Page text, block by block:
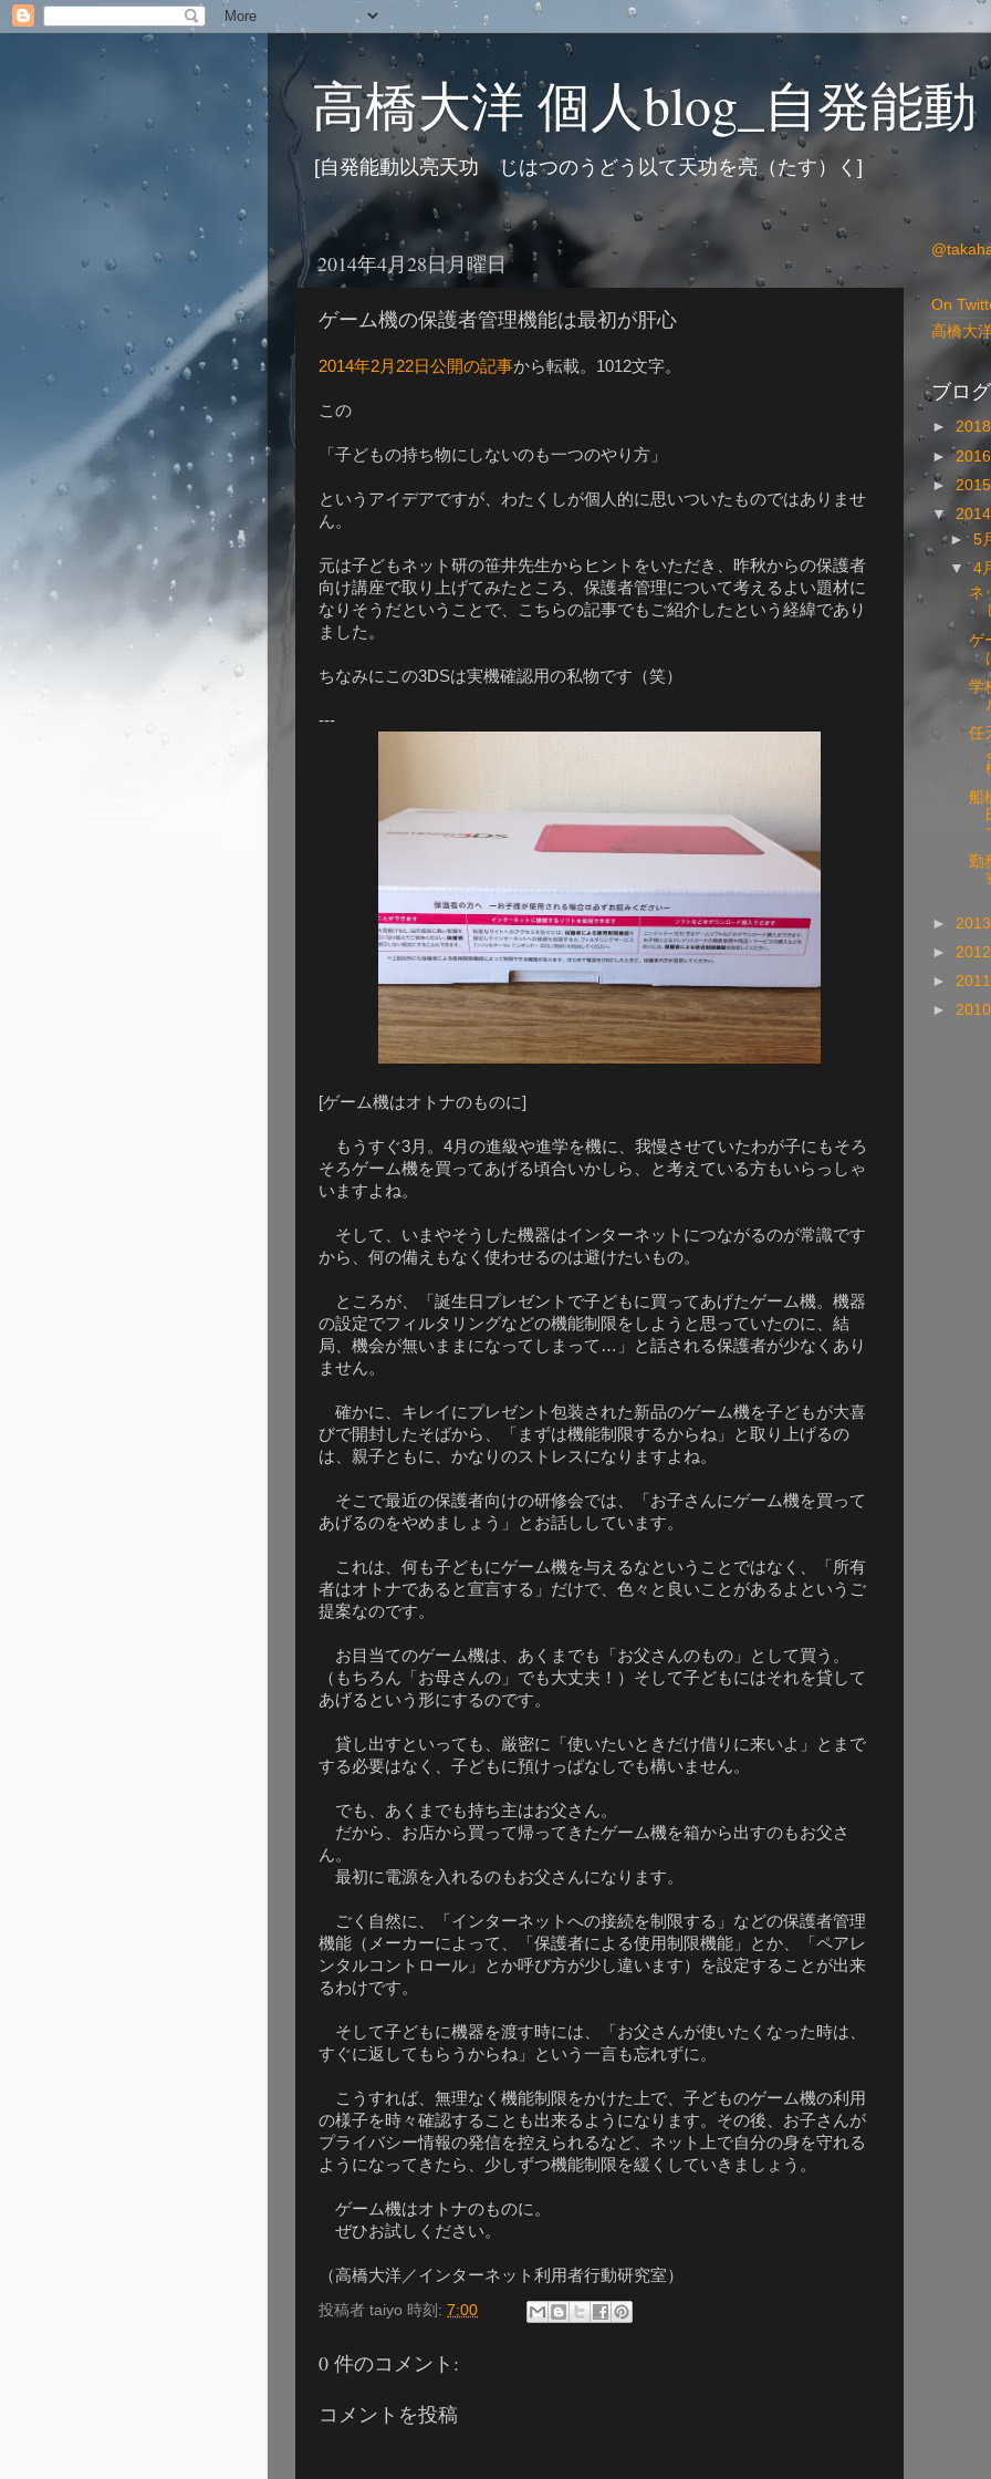
高橋大洋 個人blog_自発能動
[自発能動以亮天功 じはつのうどう以て天功を亮（たす）く]
2014年4月28日月曜日
ゲーム機の保護者管理機能は最初が肝心
2014年2月22日公開の記事から転載。1012文字。
この
「子どもの持ち物にしないのも一つのやり方」
というアイデアですが、わたくしが個人的に思いついたものではありませ
ん。
元は子どもネット研の笹井先生からヒントをいただき、昨秋からの保護者
向け講座で取り上げてみたところ、保護者管理について考えるよい題材に
なりそうだということで、こちらの記事でもご紹介したという経緯であり
ました。
ちなみにこの3DSは実機確認用の私物です（笑）
---
[ゲーム機はオトナのものに]
もうすぐ3月。4月の進級や進学を機に、我慢させていたわが子にもそろ
そろゲーム機を買ってあげる頃合いかしら、と考えている方もいらっしゃ
いますよね。
そして、いまやそうした機器はインターネットにつながるのが常識です
から、何の備えもなく使わせるのは避けたいもの。
ところが、「誕生日プレゼントで子どもに買ってあげたゲーム機。機器
の設定でフィルタリングなどの機能制限をしようと思っていたのに、結
局、機会が無いままになってしまって…」と話される保護者が少なくあり
ません。
確かに、キレイにプレゼント包装された新品のゲーム機を子どもが大喜
びで開封したそばから、「まずは機能制限するからね」と取り上げるの
は、親子ともに、かなりのストレスになりますよね。
そこで最近の保護者向けの研修会では、「お子さんにゲーム機を買って
あげるのをやめましょう」とお話ししています。
これは、何も子どもにゲーム機を与えるなということではなく、「所有
者はオトナであると宣言する」だけで、色々と良いことがあるよというご
提案なのです。
お目当てのゲーム機は、あくまでも「お父さんのもの」として買う。
（もちろん「お母さんの」でも大丈夫！）そして子どもにはそれを貸して
あげるという形にするのです。
貸し出すといっても、厳密に「使いたいときだけ借りに来いよ」とまで
する必要はなく、子どもに預けっぱなしでも構いません。
でも、あくまでも持ち主はお父さん。
だから、お店から買って帰ってきたゲーム機を箱から出すのもお父さ
ん。
最初に電源を入れるのもお父さんになります。
ごく自然に、「インターネットへの接続を制限する」などの保護者管理
機能（メーカーによって、「保護者による使用制限機能」とか、「ペアレ
ンタルコントロール」とか呼び方が少し違います）を設定することが出来
るわけです。
そして子どもに機器を渡す時には、「お父さんが使いたくなった時は、
すぐに返してもらうからね」という一言も忘れずに。
こうすれば、無理なく機能制限をかけた上で、子どものゲーム機の利用
の様子を時々確認することも出来るようになります。その後、お子さんが
プライバシー情報の発信を控えられるなど、ネット上で自分の身を守れる
ようになってきたら、少しずつ機能制限を緩くしていきましょう。
ゲーム機はオトナのものに。
ぜひお試しください。
（高橋大洋／インターネット利用者行動研究室）
投稿者 taiyo 時刻: 7:00
0 件のコメント:
コメントを投稿
On
高橋大
ブロ
► 2018
►
►
▼ 2014
►5
▼4
ネ
ゲ
学
任
船
勤
► 2013
► 2012
► 2011
► 2010